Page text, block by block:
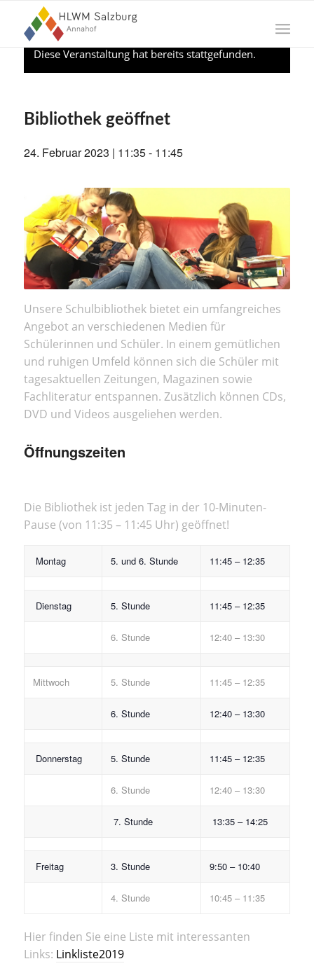
Diese Veranstaltung hat bereits stattgefunden.
Bibliothek geöffnet
24. Februar 2023 | 11:35- 11:45
Unsere Schulbibliothek bietet ein umfangreiches
Angebot an verschiedenen Medien für
Schülerinnen und Schüler. In einem gemütlichen
und ruhigen Umfeld können sich die Schüler mit
tagesaktuellen Zeitungen, Magazinen sowie
Fachliteratur entspannen. Zusätzlich können CDs,
DVD und Videos ausgeliehen werden.
Öffnungszeiten
Die Bibliothek ist jeden Tag in der 10-Minuten-
Pause (von 11:35 – 11:45 Uhr) geöffnet!
Montag 5. und 6. Stunde 11:45 – 12:35
Dienstag 5. Stunde 11:45 – 12:35
6. Stunde 12:40 – 13:30
Mittwoch 5. Stunde 11:45 – 12:35
6. Stunde 12:40 – 13:30
Donnerstag 5. Stunde 11:45 – 12:35
6. Stunde 12:40 – 13:30
7. Stunde 13:35 – 14:25
Freitag 3. Stunde 9:50 – 10:40
4. Stunde 10:45 – 11:35
Hier finden Sie eine Liste mit interessanten
Links: Linkliste2019